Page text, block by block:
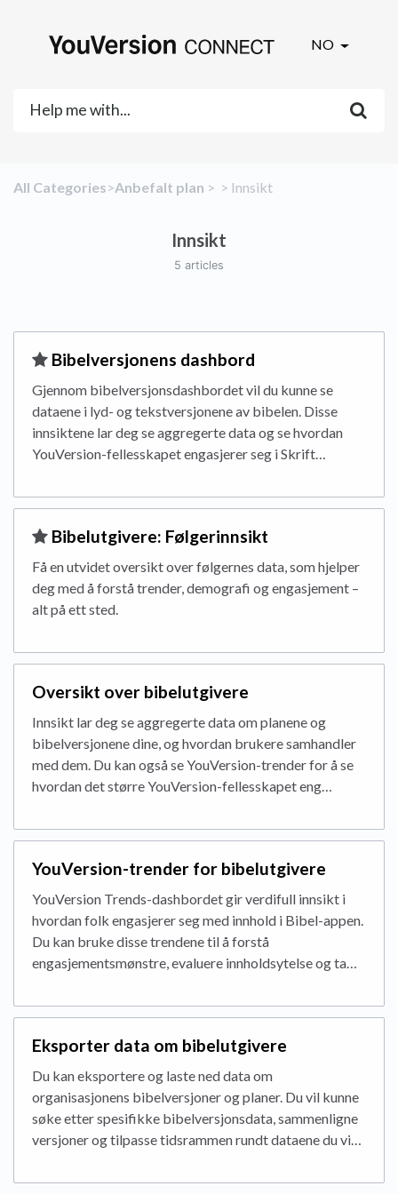
NO
All Categories​>​​Anbefalt plan ​ > ​ ​ > ​ ​Innsikt
Innsikt
5 articles
​Bibelversjonens dashbord
Gjennom bibelversjonsdashbordet vil du kunne se
dataene i lyd- og tekstversjonene av bibelen. Disse
innsiktene lar deg se aggregerte data og se hvordan
YouVersion-fellesskapet engasjerer seg i Skrift…
​Bibelutgivere: Følgerinnsikt
Få en utvidet oversikt over følgernes data, som hjelper
deg med å forstå trender, demografi og engasjement – ​​
alt på ett sted.
Oversikt over bibelutgivere
Innsikt lar deg se aggregerte data om planene og
bibelversjonene dine, og hvordan brukere samhandler
med dem. Du kan også se YouVersion-trender for å se
hvordan det større YouVersion-fellesskapet eng…
YouVersion-trender for bibelutgivere
YouVersion Trends-dashbordet gir verdifull innsikt i
hvordan folk engasjerer seg med innhold i Bibel-appen.
Du kan bruke disse trendene til å forstå
engasjementsmønstre, evaluere innholdsytelse og ta…
Eksporter data om bibelutgivere
Du kan eksportere og laste ned data om
organisasjonens bibelversjoner og planer. Du vil kunne
søke etter spesifikke bibelversjonsdata, sammenligne
versjoner og tilpasse tidsrammen rundt dataene du vi…